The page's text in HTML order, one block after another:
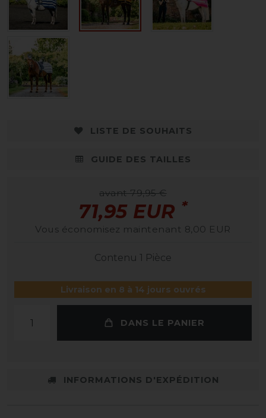
LISTE DE SOUHAITS
GUIDE DES TAILLES
avant 79,95 €
71,95 EUR *
Vous économisez maintenant 8,00 EUR
Contenu 1 Pièce
Livraison en 8 à 14 jours ouvrés
DANS LE PANIER
INFORMATIONS D'EXPÉDITION